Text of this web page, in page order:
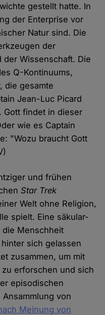
gestellt hatte. In
der Enterprise vor
Natur sind. Die
der
der Wissenschaft. Die
Q-Kontinuums,
die gesamte
Jean-Luc Picard
Gott findet in dieser
wie es Captain
"Wozu braucht Gott
und frühen
Star Trek
Welt ohne Religion,
spielt. Eine säkular-
die Menschheit
sich gelassen
zusammen, um mit
erforschen und sich
episodischen
Ansammlung von
Meinung von